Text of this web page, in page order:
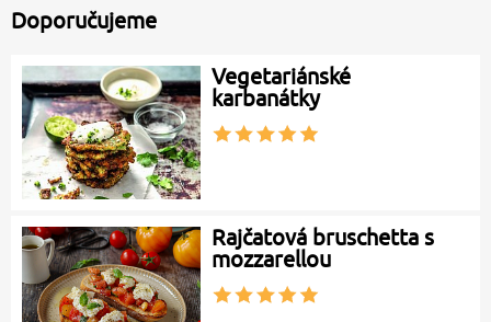
Doporučujeme
Vegetariánské
karbanátky
Rajčatová bruschetta s
mozzarellou